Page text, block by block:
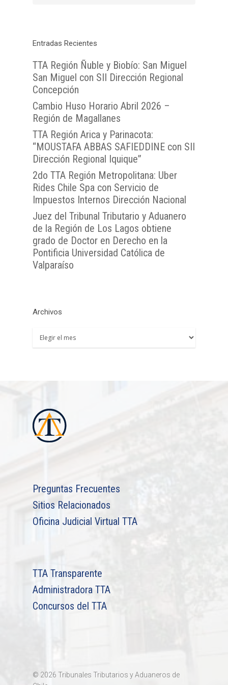
Entradas Recientes
TTA Región Ñuble y Biobío: San Miguel
San Miguel con SII Dirección Regional
Concepción
Cambio Huso Horario Abril 2026 –
Región de Magallanes
TTA Región Arica y Parinacota:
“MOUSTAFA ABBAS SAFIEDDINE con SII
Dirección Regional Iquique”
2do TTA Región Metropolitana: Uber
Rides Chile Spa con Servicio de
Impuestos Internos Dirección Nacional
Juez del Tribunal Tributario y Aduanero
de la Región de Los Lagos obtiene
grado de Doctor en Derecho en la
Pontificia Universidad Católica de
Valparaíso
Archivos
Archivos
Preguntas Frecuentes
Sitios Relacionados
Oficina Judicial Virtual TTA
TTA Transparente
Administradora TTA
Concursos del TTA
© 2026 Tribunales Tributarios y Aduaneros de